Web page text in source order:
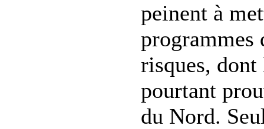
peinent à
programmes
risques,
pourtant
du Nord.